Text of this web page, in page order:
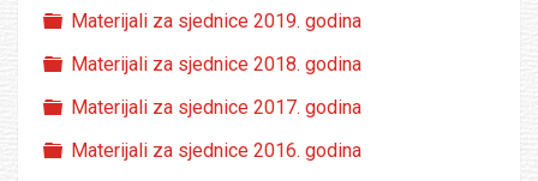
Folder
Materijali za sjednice 2019. godina
Folder
Materijali za sjednice 2018. godina
Folder
Materijali za sjednice 2017. godina
Folder
Materijali za sjednice 2016. godina